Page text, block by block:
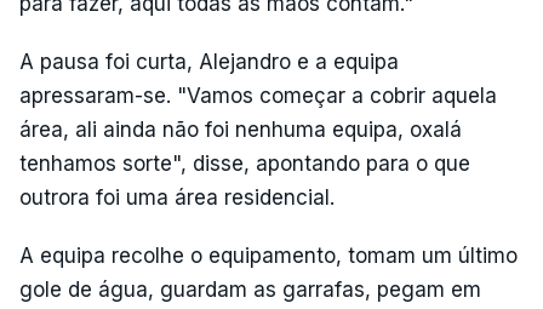
A pausa foi curta, Alejandro e a equipa
apressaram-se. "Vamos começar a cobrir aquela
área, ali ainda não foi nenhuma equipa, oxalá
tenhamos sorte", disse, apontando para o que
outrora foi uma área residencial.
A equipa recolhe o equipamento, tomam um último
gole de água, guardam as garrafas, pegam em